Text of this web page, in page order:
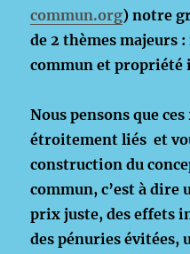
commun.org) notre
de 2 thèmes majeurs
commun et propriété
Nous pensons que
étroitement liés et
construction du
commun, c’est à dire
prix juste, des effets
des pénuries évitées,